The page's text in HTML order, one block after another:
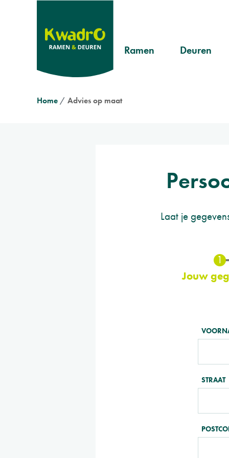
Header
Ramen Deuren
Kruimelpad
Home Advies op maat
Laat je
Huidige
Jouw
TELL
US
STRAAT